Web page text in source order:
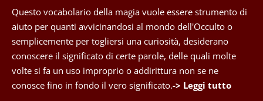
Questo vocabolario della magia vuole essere strumento di
aiuto per quanti avvicinandosi al mondo dell'Occulto o
semplicemente per togliersi una curiosità, desiderano
conoscere il significato di certe parole, delle quali molte
volte si fa un uso improprio o addirittura non se ne
conosce fino in fondo il vero significato.-> Leggi tutto